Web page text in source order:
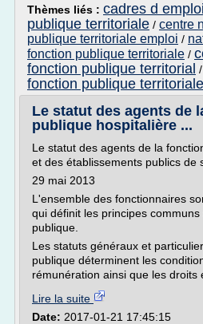
Thèmes liés : cadres d
publique territoriale / centre
publique territoriale emploi /
fonction publique territoriale /
fonction publique territorial /
fonction publique territoriale
Le statut des agents de
publique hospitalière ...
Le statut des agents de la
et des établissements publics de
29 mai 2013
L'ensemble des fonctionnaires
qui définit les principes
publique.
Les statuts généraux et
publique déterminent les
rémunération ainsi que les droits
Lire la suite
Date: 2017-01-21 17:45:15